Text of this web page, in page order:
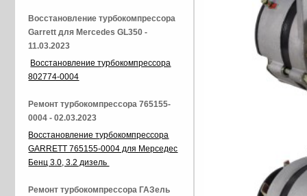
Восстановление турбокомпрессора
Garrett для Mercedes GL350 -
11.03.2023
Восстановление турбокомпрессора
802774-0004
Ремонт турбокомпрессора 765155-
0004 - 02.03.2023
Восстановление турбокомпрессора
GARRETT 765155-0004 для Мерседес
Бенц 3.0, 3.2 дизель
Ремонт турбокомпрессора ГАЗель